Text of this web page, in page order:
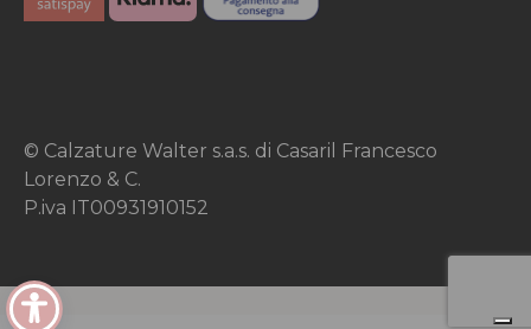
© Calzature Walter s.a.s. di Casaril Francesco
Lorenzo & C.
P.iva IT00931910152